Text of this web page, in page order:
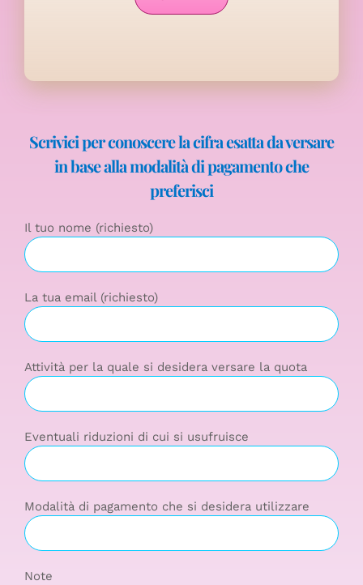
Scrivici per conoscere la cifra esatta da versare
in base alla modalità di pagamento che
preferisci
Il tuo nome (richiesto)
La tua email (richiesto)
Attività per la quale si desidera versare la quota
Eventuali riduzioni di cui si usufruisce
Modalità di pagamento che si desidera utilizzare
Note